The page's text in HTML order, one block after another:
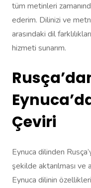
tüm metinleri
ederim. Dilinizi ve
arasındaki dil
hizmeti sunarım.
Çeviri
Eynuca dilinden
şekilde aktarılması ve
Eynuca dilinin